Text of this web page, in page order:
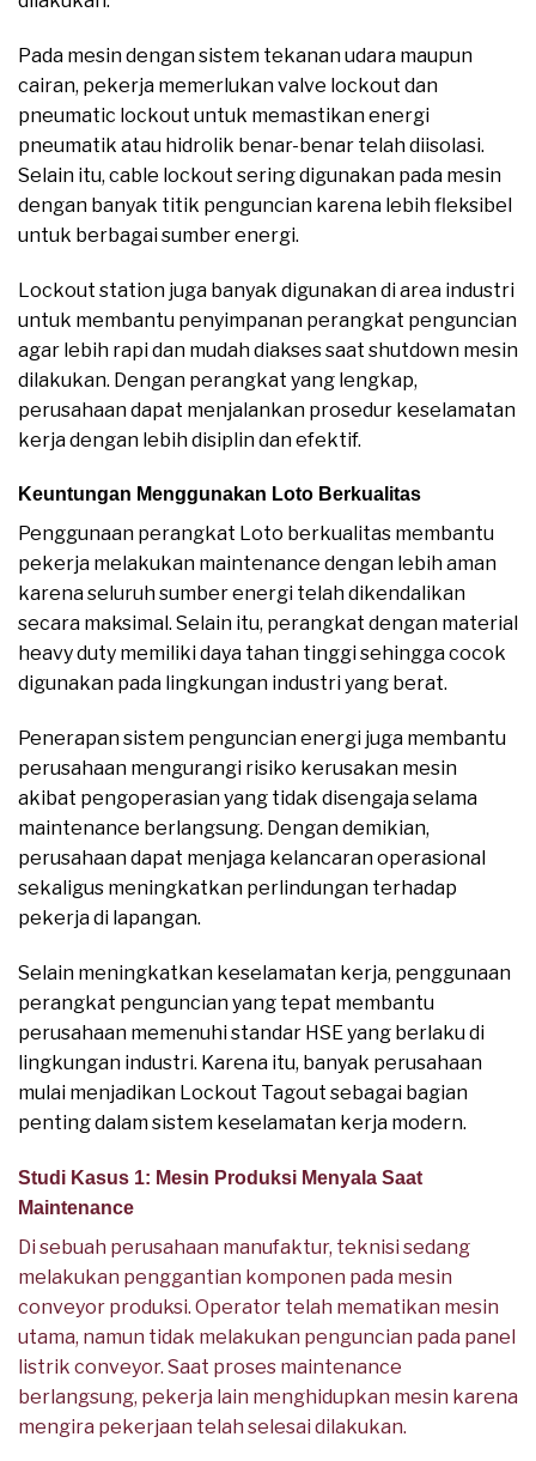
Pada mesin dengan sistem tekanan udara maupun
cairan, pekerja memerlukan valve lockout dan
pneumatic lockout untuk memastikan energi
pneumatik atau hidrolik benar-benar telah diisolasi.
Selain itu, cable lockout sering digunakan pada mesin
dengan banyak titik penguncian karena lebih fleksibel
untuk berbagai sumber energi.
Lockout station juga banyak digunakan di area industri
untuk membantu penyimpanan perangkat penguncian
agar lebih rapi dan mudah diakses saat shutdown mesin
dilakukan. Dengan perangkat yang lengkap,
perusahaan dapat menjalankan prosedur keselamatan
kerja dengan lebih disiplin dan efektif.
Keuntungan Menggunakan Loto Berkualitas
Penggunaan perangkat Loto berkualitas membantu
pekerja melakukan maintenance dengan lebih aman
karena seluruh sumber energi telah dikendalikan
secara maksimal. Selain itu, perangkat dengan material
heavy duty memiliki daya tahan tinggi sehingga cocok
digunakan pada lingkungan industri yang berat.
Penerapan sistem penguncian energi juga membantu
perusahaan mengurangi risiko kerusakan mesin
akibat pengoperasian yang tidak disengaja selama
maintenance berlangsung. Dengan demikian,
perusahaan dapat menjaga kelancaran operasional
sekaligus meningkatkan perlindungan terhadap
pekerja di lapangan.
Selain meningkatkan keselamatan kerja, penggunaan
perangkat penguncian yang tepat membantu
perusahaan memenuhi standar HSE yang berlaku di
lingkungan industri. Karena itu, banyak perusahaan
mulai menjadikan Lockout Tagout sebagai bagian
penting dalam sistem keselamatan kerja modern.
Studi Kasus 1: Mesin Produksi Menyala Saat
Maintenance
Di sebuah perusahaan manufaktur, teknisi sedang
melakukan penggantian komponen pada mesin
conveyor produksi. Operator telah mematikan mesin
utama, namun tidak melakukan penguncian pada panel
listrik conveyor. Saat proses maintenance
berlangsung, pekerja lain menghidupkan mesin karena
mengira pekerjaan telah selesai dilakukan.